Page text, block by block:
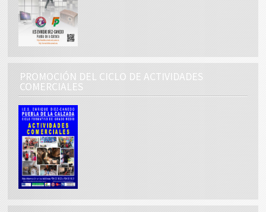
PROMOCIÓN DEL CICLO DE ACTIVIDADES
COMERCIALES